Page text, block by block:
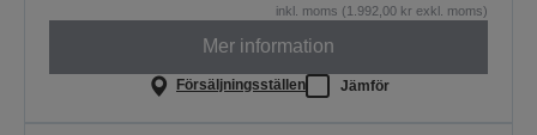
inkl. moms (1.992,00 kr exkl. moms)
Mer information
Försäljningsställen Jämför